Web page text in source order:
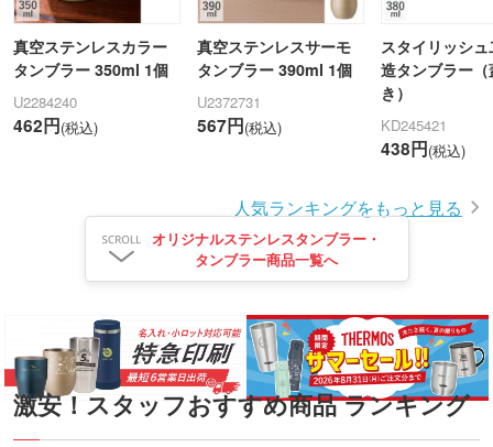
真空ステンレスカラー
タンブラー 350ml 1個
U2284240
462円(税込)
真空ステンレスサーモ
タンブラー 390ml 1個
U2372731
567円(税込)
スタイリッシ
造タンブラー
き）
KD245421
438円(税込)
人気ランキングをもっと見る
オリジナルステンレスタンブラー・
タンブラー商品一覧へ
激安！スタッフおすすめ商品 ランキング